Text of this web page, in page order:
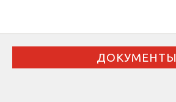
ДОКУМЕНТЫ